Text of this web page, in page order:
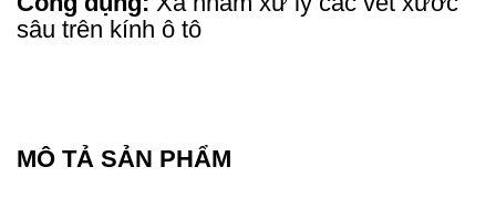
sâu trên kính ô tô
MÔ TẢ SẢN PHẨM